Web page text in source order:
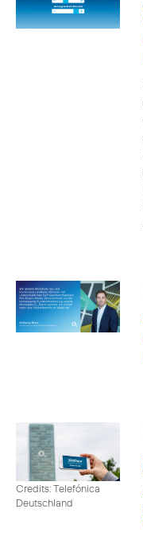
Credits: Telefónica
Deutschland